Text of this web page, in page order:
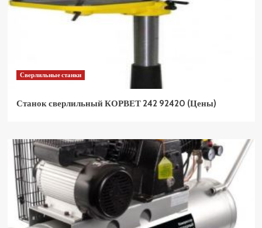
Сверлильные станки
Станок сверлильный КОРВЕТ 242 92420 (Цены)